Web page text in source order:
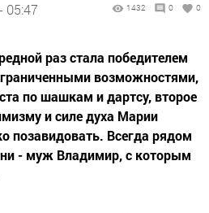
05:47 1432 0 0
раз стала победителем
возможностями,
по шашкам и дартсу, второе
и силе духа Марии
позавидовать. Всегда рядом
- муж Владимир, с которым